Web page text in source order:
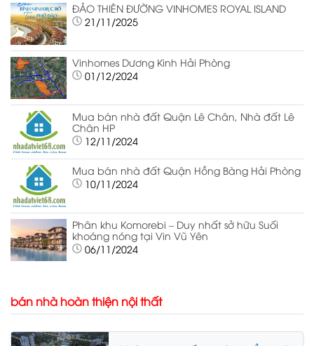
ĐẢO THIÊN ĐƯỜNG VINHOMES ROYAL ISLAND
21/11/2025
Vinhomes Dương Kinh Hải Phòng
01/12/2024
Mua bán nhà đất Quận Lê Chân, Nhà đất Lê
Chân HP
12/11/2024
Mua bán nhà đất Quận Hồng Bàng Hải Phòng
10/11/2024
Phân khu Komorebi – Duy nhất sở hữu Suối
khoáng nóng tại Vin Vũ Yên
06/11/2024
bán nhà hoàn thiện nội thất